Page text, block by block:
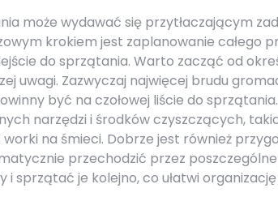
może wydawać się przytłaczającym
krokiem jest zaplanowanie całego
do sprzątania. Warto zacząć od
uwagi. Zazwyczaj najwięcej brudu
być na czołowej liście do
narzędzi i środków czyszczących,
na śmieci. Dobrze jest również
przechodzić przez
i sprzątać je kolejno, co ułatwi